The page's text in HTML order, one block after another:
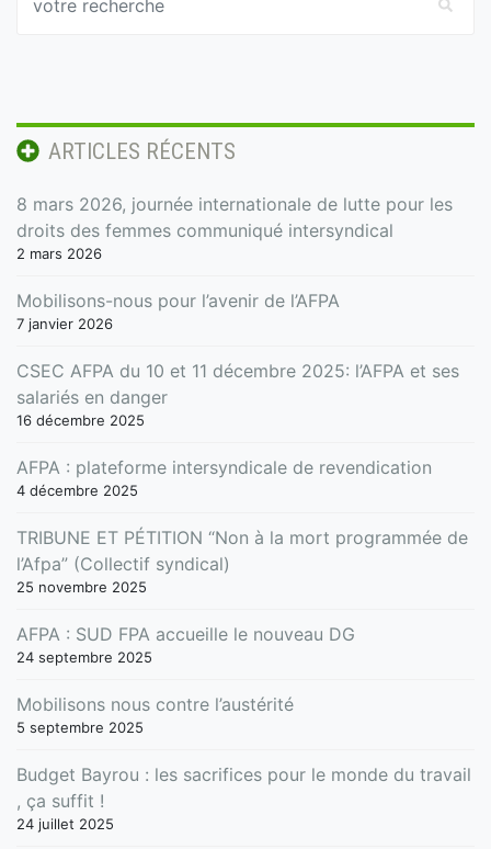
ARTICLES RÉCENTS
8 mars 2026, journée internationale de lutte pour les
droits des femmes communiqué intersyndical
2 mars 2026
Mobilisons-nous pour l’avenir de l’AFPA
7 janvier 2026
CSEC AFPA du 10 et 11 décembre 2025: l’AFPA et ses
salariés en danger
16 décembre 2025
AFPA : plateforme intersyndicale de revendication
4 décembre 2025
TRIBUNE ET PÉTITION “Non à la mort programmée de
l’Afpa” (Collectif syndical)
25 novembre 2025
AFPA : SUD FPA accueille le nouveau DG
24 septembre 2025
Mobilisons nous contre l’austérité
5 septembre 2025
Budget Bayrou : les sacrifices pour le monde du travail
, ça suffit !
24 juillet 2025